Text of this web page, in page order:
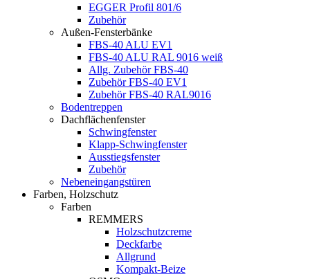
EGGER Profil 801/6
Zubehör
Außen-Fensterbänke
FBS-40 ALU EV1
FBS-40 ALU RAL 9016 weiß
Allg. Zubehör FBS-40
Zubehör FBS-40 EV1
Zubehör FBS-40 RAL9016
Bodentreppen
Dachflächenfenster
Schwingfenster
Klapp-Schwingfenster
Ausstiegsfenster
Zubehör
Nebeneingangstüren
Farben, Holzschutz
Farben
REMMERS
Holzschutzcreme
Deckfarbe
Allgrund
Kompakt-Beize